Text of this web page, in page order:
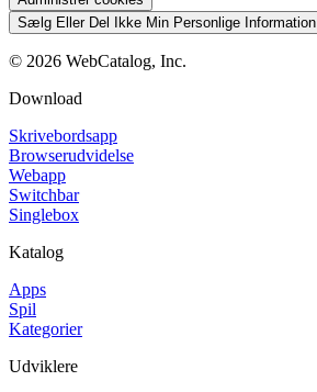
Sælg Eller Del Ikke Min Personlige Information
© 2026 WebCatalog, Inc.
Download
Skrivebordsapp
Browserudvidelse
Webapp
Switchbar
Singlebox
Katalog
Apps
Spil
Kategorier
Udviklere